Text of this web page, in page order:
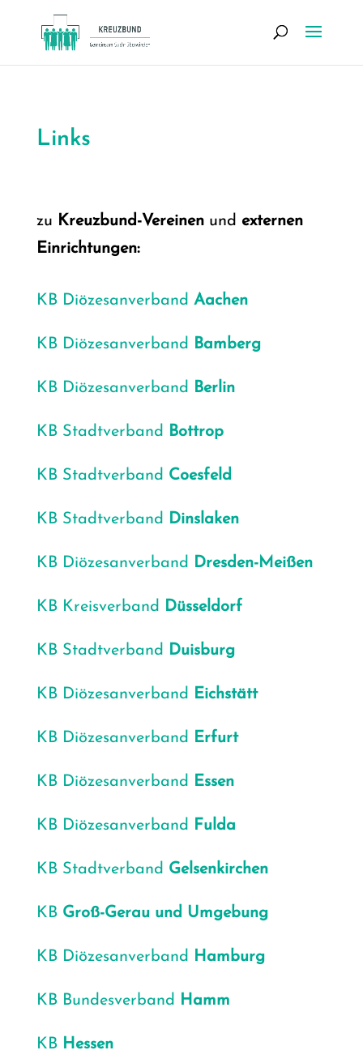
Links
zu Kreuz­bund-Ver­ei­nenund exter­nen
Ein­rich­tun­gen:
KB Diö­ze­san­ver­band Aachen
KB Diö­ze­san­ver­band Bam­berg
KB Diö­ze­san­ver­band Ber­lin
KB Stadt­ver­band Bot­trop
KB Stadt­ver­band Coes­feld
KB Stadt­ver­band Dins­la­ken
KB Diö­ze­san­ver­band Dres­den-Mei­ßen
KB Kreis­ver­band Düs­sel­dorf
KB Stadt­ver­band Duis­burg
KB Diö­ze­san­ver­band Eich­stätt
KB Diö­ze­san­ver­band Erfurt
KB Diö­ze­san­ver­band Essen
KB Diö­ze­san­ver­band Ful­da
KB Stadt­ver­band Gel­sen­kir­chen
KB Groß-Gerauund Umge­bung
KB Diö­ze­san­ver­band Ham­burg
KB Bun­des­ver­band Hamm
KB Hes­sen